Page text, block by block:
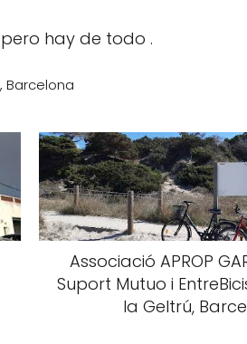
hay de todo .
Barcelona
Associació APROP
Suport Mutuo i
la Geltrú,